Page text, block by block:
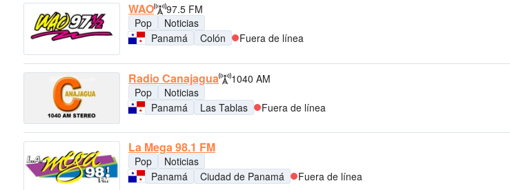
WAO
97.5 FM
Pop
Noticias
Panamá
Colón Fuera de línea
Radio Canajagua
1040 AM
Pop
Noticias
Panamá
Las Tablas Fuera de línea
La Mega 98.1 FM
Pop
Noticias
Panamá
Ciudad de Panamá Fuera de línea